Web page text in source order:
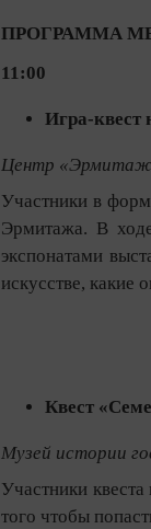
ПРОГРАММА
11:00
Игра-квест
Центр
Участники в
Эрмитажа. В
экспонатами
искусстве, какие
Квест
Музей истории
Участники
того чтобы